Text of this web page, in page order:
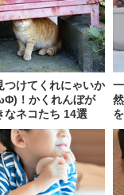
つけてくれにゃいか
！かくれんぼが
なネコたち 14選